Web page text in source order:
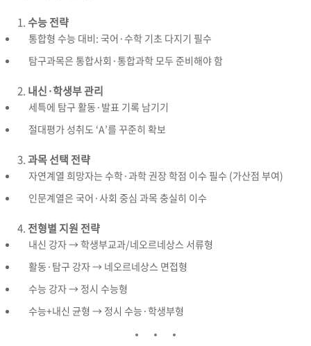
수능 전략
통합형 수능 대비: 국어·수학 기초 다지기 필수
탐구과목은 통합사회·통합과학 모두 준비해야 함
내신·학생부 관리
세특에 탐구 활동·발표 기록 남기기
절대평가 성취도 ‘A’를 꾸준히 확보
과목 선택 전략
자연계열 희망자는 수학·과학 권장 학점 이수 필수 (가산점 부여)
인문계열은 국어·사회 중심 과목 충실히 이수
전형별 지원 전략
내신 강자 → 학생부교과/네오르네상스 서류형
활동·탐구 강자 → 네오르네상스 면접형
수능 강자 → 정시 수능형
수능+내신 균형 → 정시 수능·학생부형